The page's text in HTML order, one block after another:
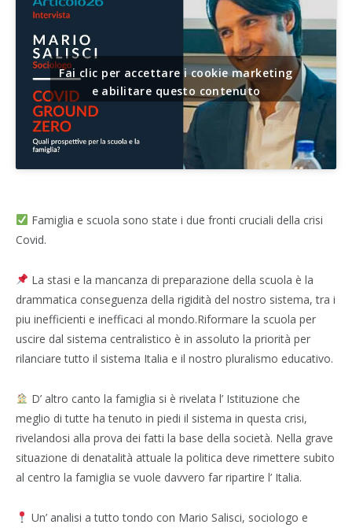
Fai clic per accettare i cookie marketing
e abilitare questo contenuto
Famiglia e scuola sono state i due fronti cruciali della crisi
Covid.
La stasi e la mancanza di preparazione della scuola è la
drammatica conseguenza della rigidità del nostro sistema, tra i
piu inefficienti e inefficaci al mondo.Riformare la scuola per
uscire dal sistema centralistico è in assoluto la priorità per
rilanciare tutto il sistema Italia e il nostro pluralismo educativo.
D’ altro canto la famiglia si è rivelata l’ Istituzione che
meglio di tutte ha tenuto in piedi il sistema in questa crisi,
rivelandosi alla prova dei fatti la base della società. Nella grave
situazione di denatalità attuale la politica deve rimettere subito
al centro la famiglia se vuole davvero far ripartire l’ Italia.
Un’ analisi a tutto tondo con Mario Salisci, sociologo e